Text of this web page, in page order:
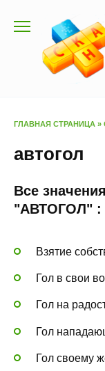
содержанию
ГЛАВНАЯ СТРАНИЦА »
автогол
Все
"АВТОГОЛ" :
Взятие
Гол в свои
Гол на
Гол
Гол своему